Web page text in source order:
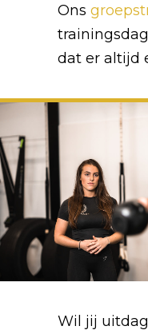
Ons
dat er altijd
Wil jij